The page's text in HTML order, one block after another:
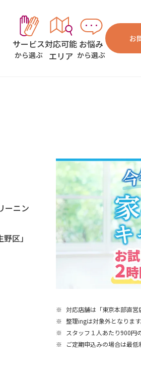
サービス
から選ぶ
対応可能
エリア
お悩み
から選ぶ
お
ーニン
区」
※ 対応店舗は「東京本部直営
※ 整理ingは対象外となります
※
スタッフ１人あたり900円
※
ご定期申込みの場合は最